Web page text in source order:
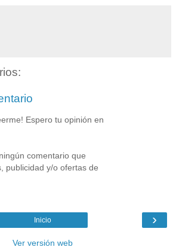
Espero tu opinión en
comentario que
publicidad y/o ofertas de
›
Inicio
Ver versión web